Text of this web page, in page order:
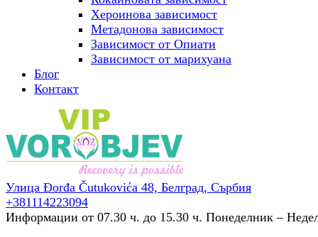
Хероинова зависимост
Метадонова зависимост
Зависимост от Опиати
Зависимост от марихуана
Блог
Контакт
Улица Đorđa Čutukovića 48, Белград, Сърбия
+381114223094
Информации от 07.30 ч. до 15.30 ч. Понеделник –